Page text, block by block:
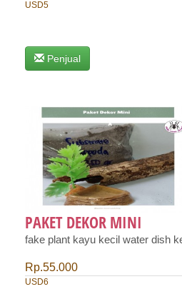
USD5
Penjual
PAKET DEKOR MINI
fake plant kayu kecil water dish
Rp.55.000
USD6